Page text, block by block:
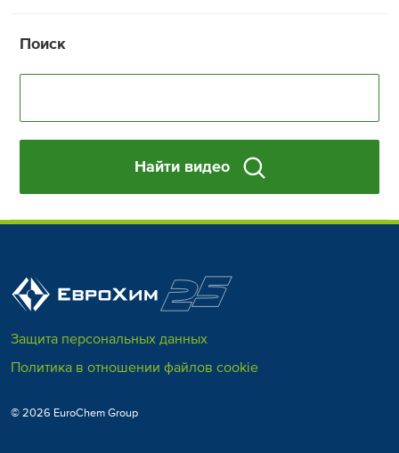
Поиск
Найти видео
Защита персональных данных
Политика в отношении файлов cookie
© 2026 EuroChem Group